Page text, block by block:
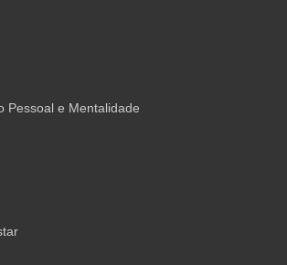
Pessoal e Mentalidade